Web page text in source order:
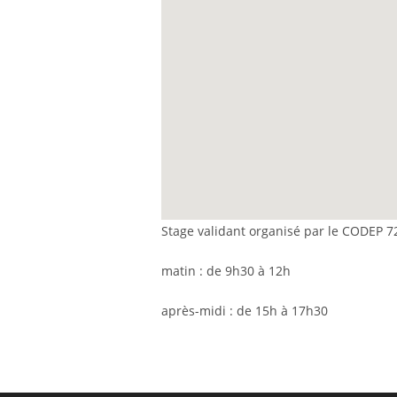
Stage validant organisé par le CODEP
matin : de 9h30 à 12h
après-midi : de 15h à 17h30